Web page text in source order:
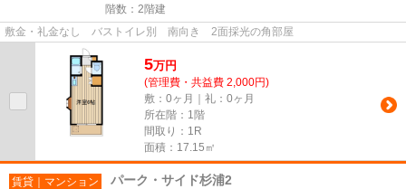
階数：2階建
敷金・礼金なし バストイレ別 南向き 2面採光の角部屋
5万円
(管理費・共益費 2,000円)
敷：0ヶ月｜礼：0ヶ月
所在階：1階
間取り：1R
面積：17.15㎡
賃貸｜マンション パーク・サイド杉浦2